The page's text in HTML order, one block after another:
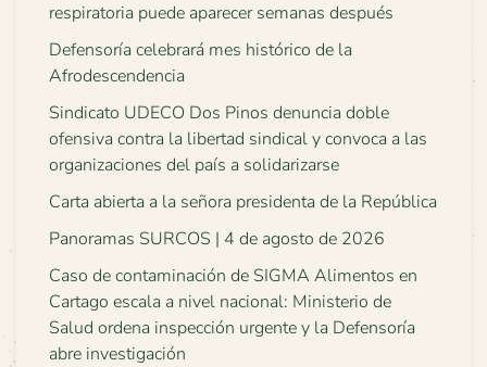
respiratoria puede aparecer semanas después
Defensoría celebrará mes histórico de la
Afrodescendencia
Sindicato UDECO Dos Pinos denuncia doble
ofensiva contra la libertad sindical y convoca a las
organizaciones del país a solidarizarse
Carta abierta a la señora presidenta de la República
Panoramas SURCOS | 4 de agosto de 2026
Caso de contaminación de SIGMA Alimentos en
Cartago escala a nivel nacional: Ministerio de
Salud ordena inspección urgente y la Defensoría
abre investigación